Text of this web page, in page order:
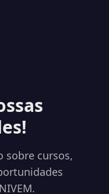
sobre cursos,